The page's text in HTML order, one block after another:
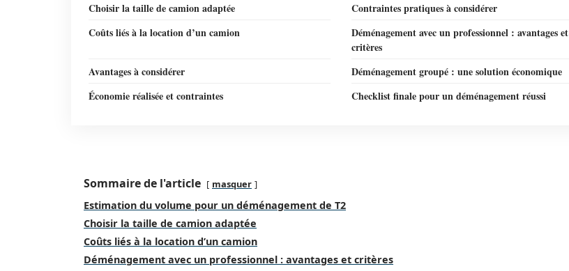
Choisir la taille de camion adaptée
Contraintes pratiques à considérer
Coûts liés à la location d’un camion
Déménagement avec un professionnel : avantages et
critères
Avantages à considérer
Déménagement groupé : une solution économique
Économie réalisée et contraintes
Checklist finale pour un déménagement réussi
Sommaire de l'article masquer
Estimation du volume pour un déménagement de T2
Choisir la taille de camion adaptée
Coûts liés à la location d’un camion
Déménagement avec un professionnel : avantages et critères